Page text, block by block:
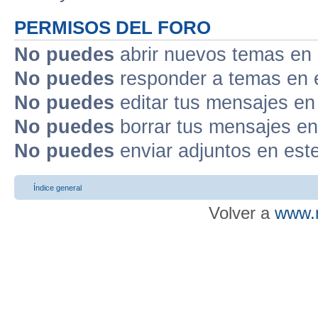
PERMISOS DEL FORO
No puedes abrir nuevos temas
No puedes responder a temas en
No puedes editar tus mensajes
No puedes borrar tus mensajes
No puedes enviar adjuntos en
Índice general
Volver a